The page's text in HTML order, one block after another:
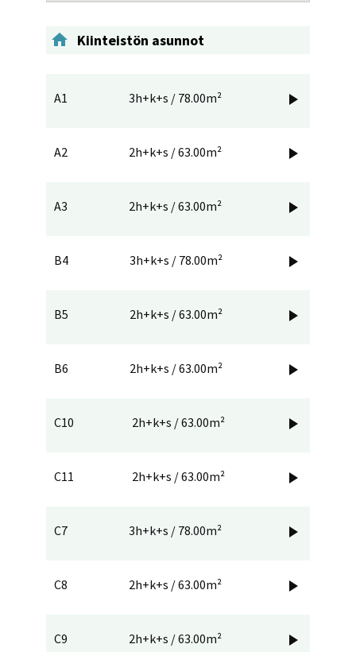
 Kiinteistön asunnot
A1 3h+k+s / 78.00m² 
A2 2h+k+s / 63.00m² 
A3 2h+k+s / 63.00m² 
B4 3h+k+s / 78.00m² 
B5 2h+k+s / 63.00m² 
B6 2h+k+s / 63.00m² 
C10 2h+k+s / 63.00m² 
C11 2h+k+s / 63.00m² 
C7 3h+k+s / 78.00m² 
C8 2h+k+s / 63.00m² 
C9 2h+k+s / 63.00m² 